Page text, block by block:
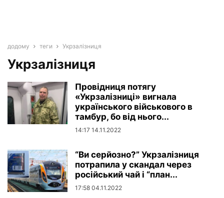
додому теги Укрзалізниця
Укрзалізниця
Провідниця потягу
«Укрзалізниці» вигнала
українського військового в
тамбур, бо від нього...
14:17 14.11.2022
“Ви серйозно?” Укрзалізниця
потрапила у скандал через
російський чай і “план...
17:58 04.11.2022